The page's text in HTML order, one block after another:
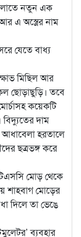
নতুন এক
এ অস্ত্রের নাম
যেতে বাধ্য
মিছিল আর
ছোড়াছুড়ি। তবে
কয়েকটি
দাম
আধাবেলা হরতালে
ছত্রভঙ্গ করে
মোড় থেকে
শাহবাগ মোড়ের
দিলে তা ভেঙে
ব্যবহার